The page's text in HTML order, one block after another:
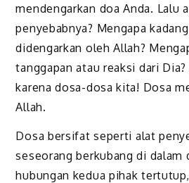
mendengarkan doa Anda. Lalu
penyebabnya? Mengapa
didengarkan oleh Allah?
tanggapan atau reaksi dari Dia?
karena dosa-dosa kita! Dosa
Allah.
Dosa bersifat seperti alat
seseorang berkubang di dalam
hubungan kedua pihak